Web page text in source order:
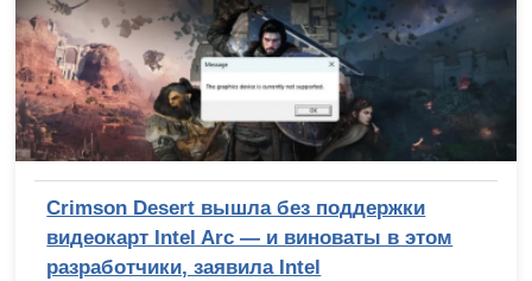
Crimson Desert вышла без поддержки
видеокарт Intel Arc — и виноваты в этом
разработчики, заявила Intel